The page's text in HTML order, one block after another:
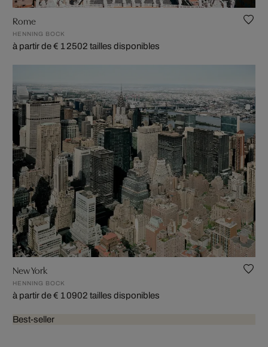
Rome
HENNING BOCK
à partir de € 1 2502 tailles disponibles
New York
HENNING BOCK
à partir de € 1 0902 tailles disponibles
Best-seller